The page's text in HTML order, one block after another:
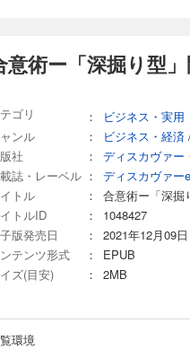
共
６
納
納
図
時
参
内
一
自
意術ー「深掘り型
ゴリ ：
ビジネス・実用
ンル
： ビジネス・経済
社
：
ディスカヴァー
誌・レーベル ：
ディスカヴァー
トル
：
合意術ー「深掘
トルID
：
1048427
版発売日
：
2021年12月09日
テンツ形式
：
EPUB
ズ(目安)
： 2MB
環境